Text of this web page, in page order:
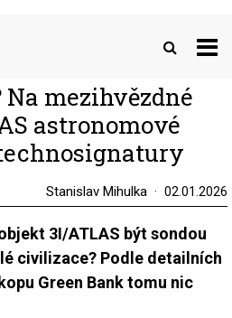
Na mezihvězdné
astronomové
Stanislav Mihulka 02.01.2026
3I/ATLAS být sondou
civilizace? Podle detailních
Green Bank tomu nic